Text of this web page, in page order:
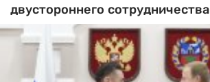
двустороннего сотрудничества